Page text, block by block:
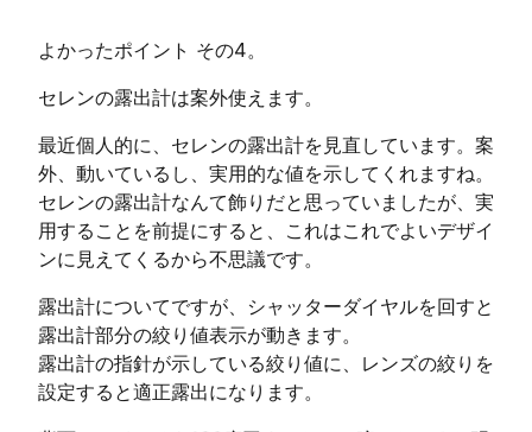
よかったポイント その4。
セレンの露出計は案外使えます。
最近個人的に、セレンの露出計を見直しています。案
外、動いているし、実用的な値を示してくれますね。
セレンの露出計なんて飾りだと思っていましたが、実
用することを前提にすると、これはこれでよいデザイ
ンに見えてくるから不思議です。
露出計についてですが、シャッターダイヤルを回すと
露出計部分の絞り値表示が動きます。
露出計の指針が示している絞り値に、レンズの絞りを
設定すると適正露出になります。